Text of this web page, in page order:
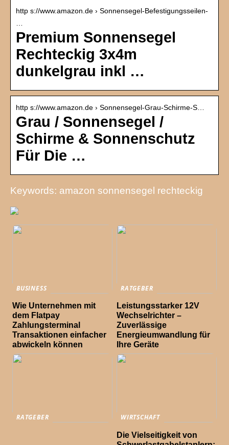
http s://www.amazon.de › Sonnensegel-Befestigungsseilen-
Premium Sonnensegel
Rechteckig 3x4m
dunkelgrau inkl …
http s://www.amazon.de › Sonnensegel-Grau-Schirme-S…
Grau / Sonnensegel /
Schirme & Sonnenschutz
Für Die …
Keywords: amazon sonnensegel rechteckig
BUSINESS
Wie Unternehmen mit
dem Flatpay
Zahlungsterminal
Transaktionen einfacher
abwickeln können
RATGEBER
Leistungsstarker 12V
Wechselrichter –
Zuverlässige
Energieumwandlung für
Ihre Geräte
RATGEBER WIRTSCHAFT
Die Vielseitigkeit von